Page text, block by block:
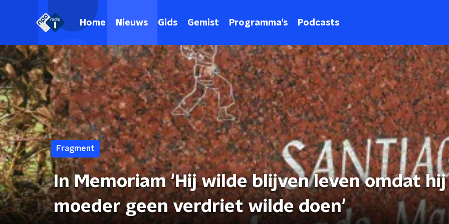
Home Nieuws Gids Gemist Programma's Podcasts
Fragment
In Memoriam 'Hij wilde blijven leven omdat
moeder geen verdriet wilde doen'